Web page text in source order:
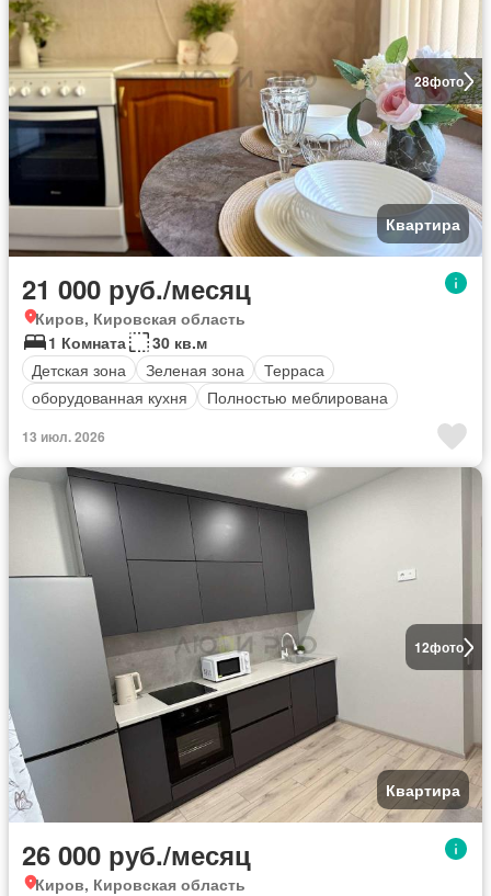
28фото
Квартира
21 000 руб./месяц
Киров, Кировская область
1 Комната
30 кв.м
Детская зона
Зеленая зона
Терраса
оборудованная кухня
Полностью меблирована
13 июл. 2026
12фото
Квартира
26 000 руб./месяц
Киров, Кировская область